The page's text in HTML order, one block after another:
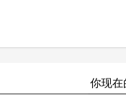
你现在